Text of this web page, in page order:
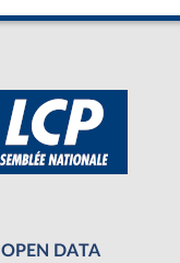
OPEN DATA